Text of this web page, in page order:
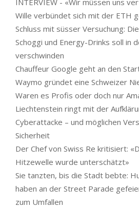
Wille verbündet sich mit der ETH
Schluss mit süsser Versuchung:
Schoggi und Energy-Drinks soll in
verschwinden
Chauffeur Google geht an den
Waymo gründet eine Schweizer
Waren es Profis oder doch nur
Liechtenstein ringt mit der
Cyberattacke – und möglichen
Sicherheit
Der Chef von Swiss Re kritisiert:
Hitzewelle wurde unterschätzt»
Sie tanzten, bis die Stadt bebte:
haben an der Street Parade
zum Umfallen